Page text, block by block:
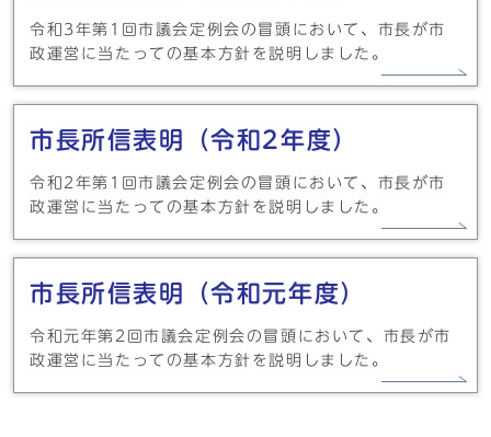
令和3年第1回市議会定例会の冒頭において、市長が市
政運営に当たっての基本方針を説明しました。
市長所信表明（令和2年度）
令和2年第1回市議会定例会の冒頭において、市長が市
政運営に当たっての基本方針を説明しました。
市長所信表明（令和元年度）
令和元年第2回市議会定例会の冒頭において、市長が市
政運営に当たっての基本方針を説明しました。